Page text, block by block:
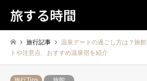
旅する時間
旅行記事
温泉デートの過ごし方は？旅
トや注意点、おすすめ温泉宿を紹介